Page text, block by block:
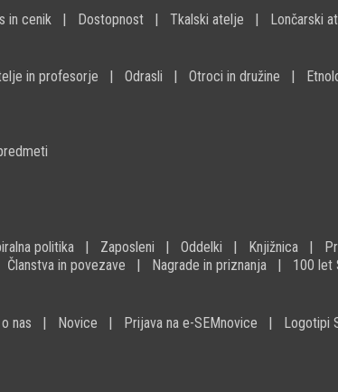
in cenik Dostopnost Tkalski atelje Lončarski
in profesorje Odrasli Otroci in družine
politika Zaposleni Oddelki Knjižnica
Članstva in povezave Nagrade in priznanja 100 let
nas Novice Prijava na e-SEMnovice Logotipi